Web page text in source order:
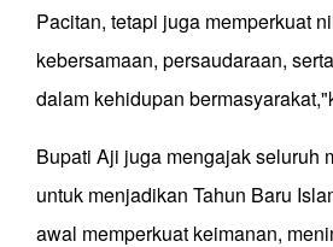
Pacitan, tetapi juga memperkuat
kebersamaan, persaudaraan,
dalam kehidupan
Bupati Aji juga mengajak seluruh
untuk menjadikan Tahun Baru
awal memperkuat keimanan,